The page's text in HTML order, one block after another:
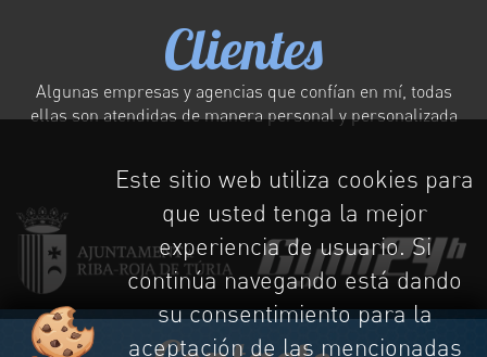
Clientes
Algunas empresas y agencias que confían en mí, todas
ellas son atendidas de manera personal y personalizada
Este sitio web utiliza cookies para
que usted tenga la mejor
experiencia de usuario. Si
continúa navegando está dando
su consentimiento para la
aceptación de las mencionadas